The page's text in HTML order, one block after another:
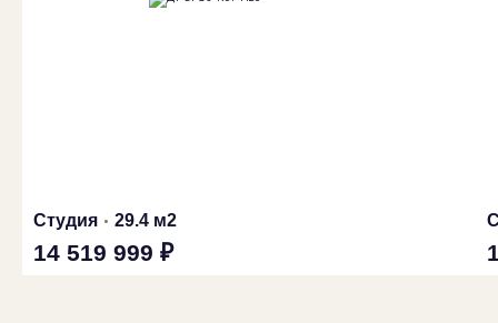
Студия 29.4 м2
14 519 999 ₽